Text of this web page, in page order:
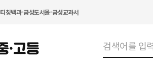
티칭백과 금성도서몰 금성교과서